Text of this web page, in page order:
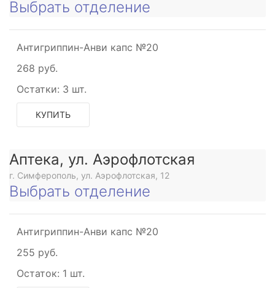
Выбрать отделение
Антигриппин-Анви капс №20
268 руб.
Остатки: 3 шт.
КУПИТЬ
Аптека, ул. Аэрофлотская
г. Симферополь, ул. Аэрофлотская, 12
Выбрать отделение
Антигриппин-Анви капс №20
255 руб.
Остаток: 1 шт.